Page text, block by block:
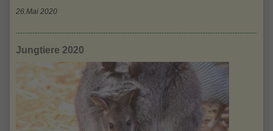
26.Mai 2020
Jungtiere 2020